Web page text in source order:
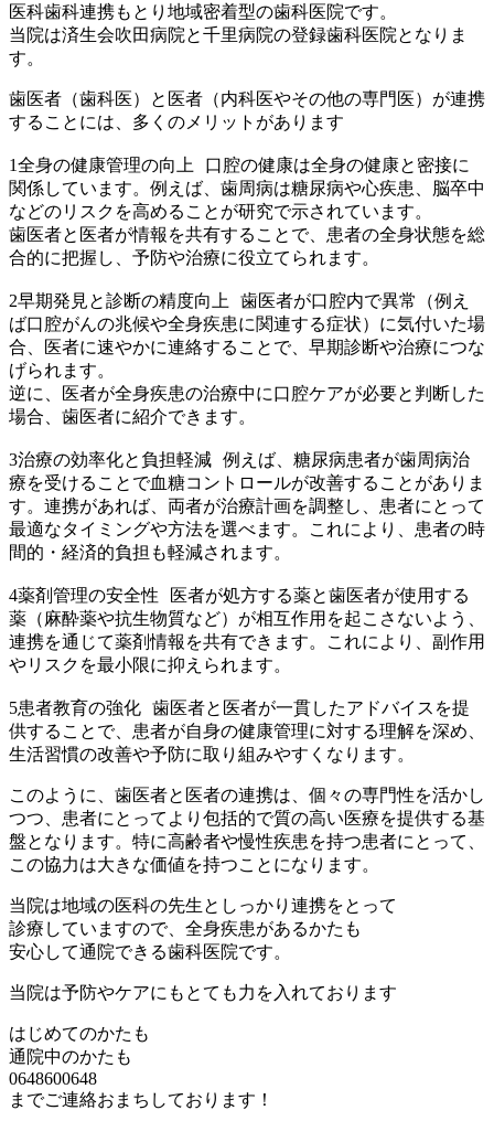
医科歯科連携もとり地域密着型の歯科医院です。
当院は済生会吹田病院と千里病院の登録歯科医院となりま
す。
歯医者（歯科医）と医者（内科医やその他の専門医）が連携
することには、多くのメリットがあります
1全身の健康管理の向上 口腔の健康は全身の健康と密接に
関係しています。例えば、歯周病は糖尿病や心疾患、脳卒中
などのリスクを高めることが研究で示されています。
歯医者と医者が情報を共有することで、患者の全身状態を総
合的に把握し、予防や治療に役立てられます。
2早期発見と診断の精度向上 歯医者が口腔内で異常（例え
ば口腔がんの兆候や全身疾患に関連する症状）に気付いた場
合、医者に速やかに連絡することで、早期診断や治療につな
げられます。
逆に、医者が全身疾患の治療中に口腔ケアが必要と判断した
場合、歯医者に紹介できます。
3治療の効率化と負担軽減 例えば、糖尿病患者が歯周病治
療を受けることで血糖コントロールが改善することがありま
す。連携があれば、両者が治療計画を調整し、患者にとって
最適なタイミングや方法を選べます。これにより、患者の時
間的・経済的負担も軽減されます。
4薬剤管理の安全性 医者が処方する薬と歯医者が使用する
薬（麻酔薬や抗生物質など）が相互作用を起こさないよう、
連携を通じて薬剤情報を共有できます。これにより、副作用
やリスクを最小限に抑えられます。
5患者教育の強化 歯医者と医者が一貫したアドバイスを提
供することで、患者が自身の健康管理に対する理解を深め、
生活習慣の改善や予防に取り組みやすくなります。
このように、歯医者と医者の連携は、個々の専門性を活かし
つつ、患者にとってより包括的で質の高い医療を提供する基
盤となります。特に高齢者や慢性疾患を持つ患者にとって、
この協力は大きな価値を持つことになります。
当院は地域の医科の先生としっかり連携をとって
診療していますので、全身疾患があるかたも
安心して通院できる歯科医院です。
当院は予防やケアにもとても力を入れております
はじめてのかたも
通院中のかたも
0648600648
までご連絡おまちしております！